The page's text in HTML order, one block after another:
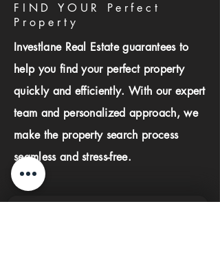
FIND YOUR Perfect
Property
Investlane Real Estate guarantees to
help you find your perfect property
quickly and efficiently. With our expert
team and personalized approach, we
make the property search process
seamless and stress-free.